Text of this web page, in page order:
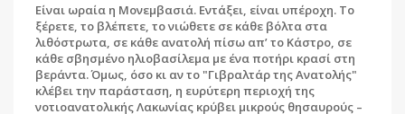
Είναι ωραία η Μονεμβασιά. Εντάξει, είναι υπέροχη. Το
ξέρετε, το βλέπετε, το νιώθετε σε κάθε βόλτα στα
λιθόστρωτα, σε κάθε ανατολή πίσω απ’ το Κάστρο, σε
κάθε σβησμένο ηλιοβασίλεμα με ένα ποτήρι κρασί στη
βεράντα. Όμως, όσο κι αν το "Γιβραλτάρ της Ανατολής"
κλέβει την παράσταση, η ευρύτερη περιοχή της
νοτιοανατολικής Λακωνίας κρύβει μικρούς θησαυρούς –